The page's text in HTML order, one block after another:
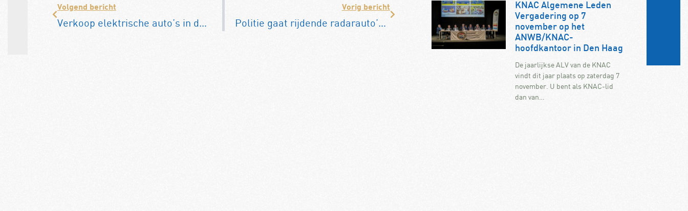
Volgend bericht
Verkoop elektrische auto’s in de lift
Vorig bericht
Politie gaat rijdende radarauto’s inzetten
KNAC Algemene Leden
Vergadering op 7
november op het
ANWB/KNAC-
hoofdkantoor in Den Haag
De jaarlijkse ALV van de KNAC
vindt dit jaar plaats op zaterdag 7
november. U bent als KNAC-lid
dan van…